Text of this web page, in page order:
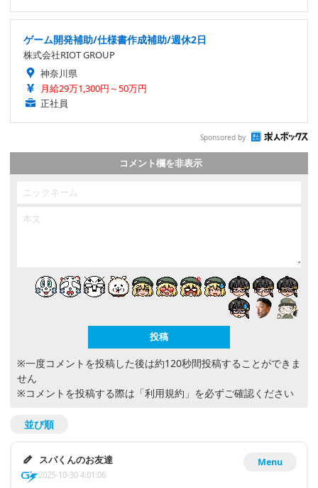
ゲーム開発補助/仕様書作成補助/週休2日
株式会社RIOT GROUP
神奈川県
月給29万1,300円～50万円
正社員
Sponsored by
コメント欄を非表示
※一度コメントを投稿した後は約120秒間投稿することができま
せん
※コメントを投稿する際は 「利用規約」 を必ずご確認ください
並び順
Menu
スパくんのお友達
2025-10-30 4:01:06